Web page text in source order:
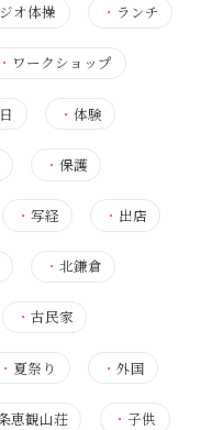
オ体操 ・ ランチ
・ ワークショップ
・ 体験
・ 保護
・ 写経 ・ 出店
・ 北鎌倉
・ 古民家
・ 夏祭り ・ 外国
恵観山荘 ・子供